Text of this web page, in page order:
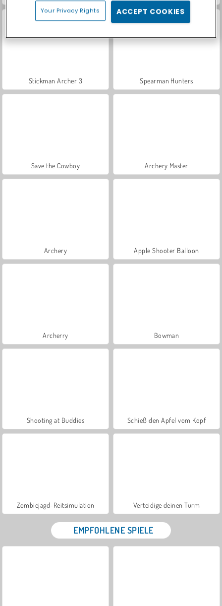
Stickman Archer 3 Spearman Hunters
Save the Cowboy Archery Master
Archery Apple Shooter Balloon
Archerry Bowman
Shooting at Buddies Schieß den Apfel vom Kopf
Zombiejagd-Reitsimulation Verteidige deinen Turm
EMPFOHLENE SPIELE
Your Privacy Rights ACCEPT COOKIES